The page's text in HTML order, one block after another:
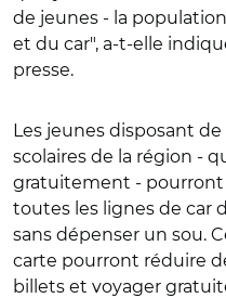
de jeunes - la population
et du car", a-t-elle
presse.
Les jeunes disposant
scolaires de la région -
gratuitement -
toutes les lignes de car
sans dépenser un sou.
carte pourront réduire
billets et voyager